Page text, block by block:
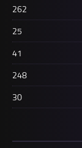
262
25
41
248
30